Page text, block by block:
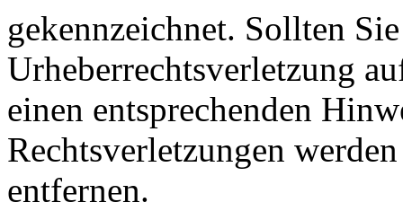
gekennzeichnet. Sollten
Urheberrechtsverletzung
einen entsprechenden
Rechtsverletzungen
entfernen.